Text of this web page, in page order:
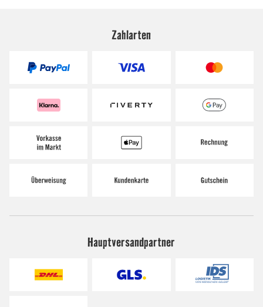
Zahlarten
Hauptversandpartner